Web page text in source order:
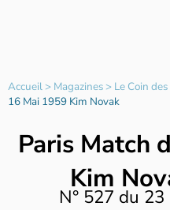
Accueil> Magazines> Le Coin
16 Mai 1959 Kim Novak
Paris Match
Kim
N° 527 du 23